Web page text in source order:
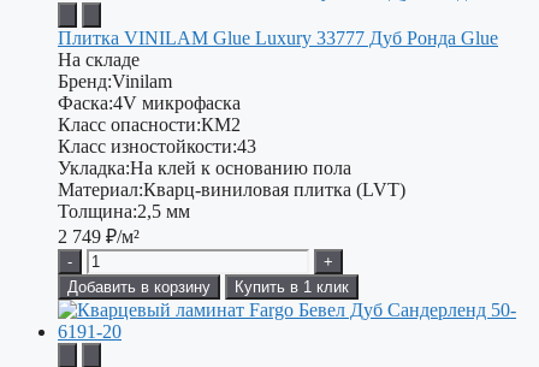
Плитка VINILAM Glue Luxury 33777 Дуб Ронда Glue
На складе
Бренд:Vinilam
Фаска:4V микрофаска
Класс опасности:КМ2
Класс изностойкости:43
Укладка:На клей к основанию пола
Материал:Кварц-виниловая плитка (LVT)
Толщина:2,5 мм
2 749 ₽/м²
-
+
Добавить в корзину
Купить в 1 клик